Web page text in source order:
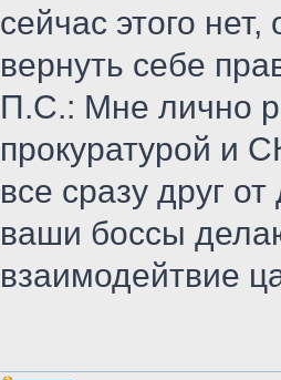
сейчас этого
вернуть себе
П.С.: Мне лично
прокуратурой и
все сразу друг
ваши боссы
взаимодейтвие